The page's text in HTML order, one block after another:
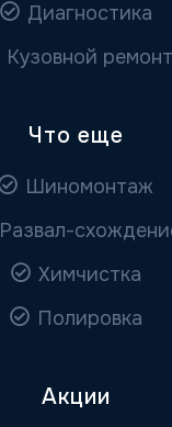
Диагностика
Кузовной ремонт
Что еще
Шиномонтаж
Развал-
Химчистка
Полировка
Акции